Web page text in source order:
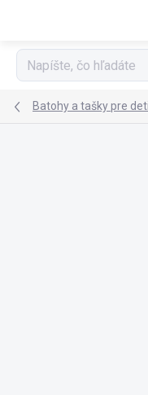
Batohy a tašky pre deti